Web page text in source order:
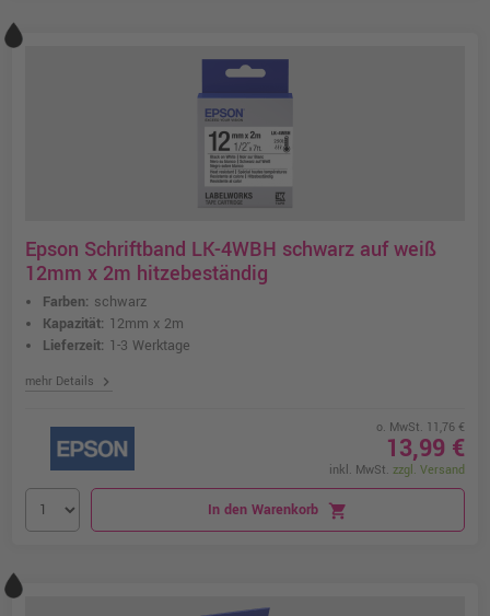
Epson Schriftband LK-4WBH schwarz auf weiß
12mm x 2m hitzebeständig
Farben: schwarz
Kapazität: 12mm x 2m
Lieferzeit: 1-3 Werktage
mehr Details chevron_right
o. MwSt. 11,76 €
13,99 €
inkl. MwSt. zzgl. Versand
In den Warenkorb shopping_cart